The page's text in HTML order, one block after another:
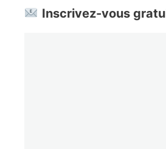
Inscrivez-vous